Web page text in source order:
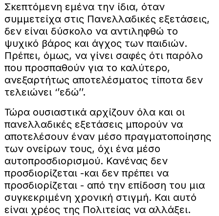
Σκεπτόμενη εμένα την ίδια, όταν
συμμετείχα στις Πανελλαδικές εξετάσεις,
δεν είναι δύσκολο να αντιληφθώ το
ψυχικό βάρος και άγχος των παιδιών.
Πρέπει, όμως, να γίνει σαφές ότι παρόλο
που προσπαθούν για το καλύτερο,
ανεξαρτήτως αποτελέσματος τίποτα δεν
τελειώνει ‘’εδώ’’.
Τώρα ουσιαστικά αρχίζουν όλα και οι
πανελλαδικές εξετάσεις μπορούν να
αποτελέσουν έναν μέσο πραγματοποίησης
των ονείρων τους, όχι ένα μέσο
αυτοπροσδιορισμού. Κανένας δεν
προσδιορίζεται -και δεν πρέπει να
προσδιορίζεται - από την επίδοση του μια
συγκεκριμένη χρονική στιγμή. Και αυτό
είναι χρέος της Πολιτείας να αλλάξει.